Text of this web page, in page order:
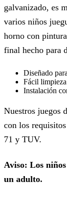
galvanizado, es
varios niños
horno con
final hecho para
Diseñado
Fácil
Instalación
Nuestros juegos
con los
71 y TUV.
Aviso: Los
un adulto.